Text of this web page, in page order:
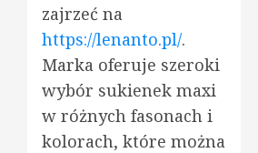
zajrzeć na
https://lenanto.pl/.
Marka oferuje szeroki
wybór sukienek maxi
w różnych fasonach i
kolorach, które można